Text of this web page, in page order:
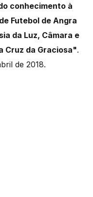
conhecimento à
Futebol de Angra
da Luz, Câmara e
Cruz da Graciosa".
de 2018.